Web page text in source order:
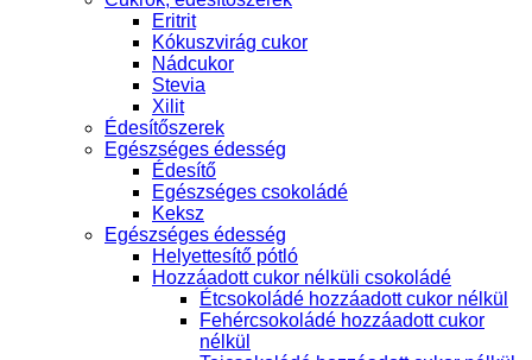
Eritrit
Kókuszvirág cukor
Nádcukor
Stevia
Xilit
Édesítőszerek
Egészséges édesség
Édesítő
Egészséges csokoládé
Keksz
Egészséges édesség
Helyettesítő pótló
Hozzáadott cukor nélküli csokoládé
Étcsokoládé hozzáadott cukor nélkül
Fehércsokoládé hozzáadott cukor
nélkül